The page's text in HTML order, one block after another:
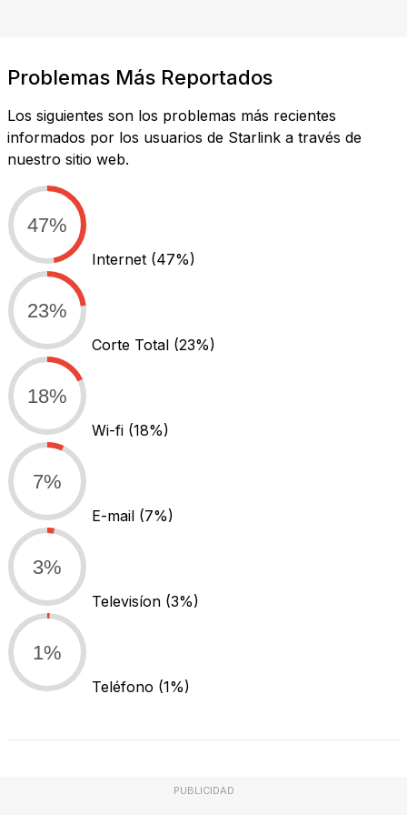
Problemas Más Reportados
Los siguientes son los problemas más recientes
informados por los usuarios de Starlink a través de
nuestro sitio web.
47%
Internet (47%)
23%
Corte Total (23%)
18%
Wi-fi (18%)
7%
E-mail (7%)
3%
Televisíon (3%)
1%
Teléfono (1%)
PUBLICIDAD